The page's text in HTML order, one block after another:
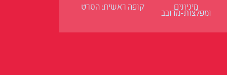
מיניונים
ומפלצות-מדובב
קופה ראשית: הסרט